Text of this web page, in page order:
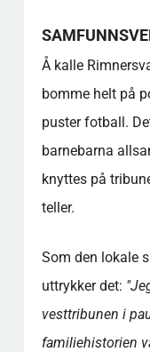
Å kalle
bomme helt på
puster fotball.
barnebarna
knyttes på
teller.
Som den lokale
uttrykker det:
vesttribunen i
familiehistorien